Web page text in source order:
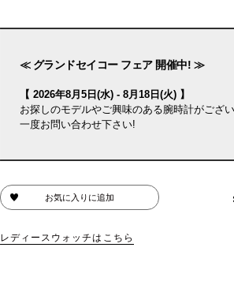
≪ グランドセイコー フェア 開催中! ≫
【 2026年8月5日(水) - 8月18日(火) 】
お探しのモデルやご興味のある腕時計がござ
一度お問い合わせ下さい!
お気に入りに追加
レディースウォッチはこちら